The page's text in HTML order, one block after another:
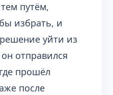
путём,
избрать, и
уйти из
отправился
прошёл
после